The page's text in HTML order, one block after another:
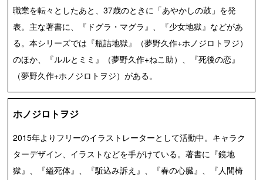
職業を転々としたあと、37歳のときに「あやかしの鼓」を発
表。主な著書に、『ドグラ・マグラ』、『少女地獄』などがあ
る。本シリーズでは『瓶詰地獄』（夢野久作+ホノジロトヲジ）
のほか、『ルルとミミ』（夢野久作+ねこ助）、『死後の恋』
（夢野久作+ホノジロトヲジ）がある。
ホノジロトヲジ
2015年よりフリーのイラストレーターとして活動中。キャラク
ターデザイン、イラストなどを手がけている。著書に『鏡地
獄』、『縊死体』、『駈込み訴え』、『春の心臓』、『人間椅